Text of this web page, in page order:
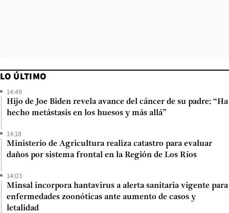
LO ÚLTIMO
14:49
Hijo de Joe Biden revela avance del cáncer de su padre: “Ha
hecho metástasis en los huesos y más allá”
14:18
Ministerio de Agricultura realiza catastro para evaluar
daños por sistema frontal en la Región de Los Ríos
14:03
Minsal incorpora hantavirus a alerta sanitaria vigente para
enfermedades zoonóticas ante aumento de casos y
letalidad